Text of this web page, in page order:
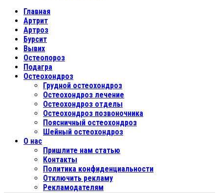
Главная
Артрит
Артроз
Бурсит
Вывих
Остеопороз
Подагра
Остеохондроз
Грудной остеохондроз
Остеохондроз лечение
Остеохондроз отделы
Остеохондроз позвоночника
Поясничный остеохондроз
Шейный остеохондроз
О нас
Пришлите нам статью
Контакты
Политика конфиденциальности
Отключить рекламу
Рекламодателям